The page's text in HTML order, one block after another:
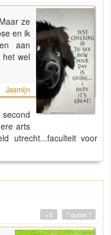
ze
en ik
aan
wel
Jasmijn
arts
utrecht...faculteit voor
" quote "
+0